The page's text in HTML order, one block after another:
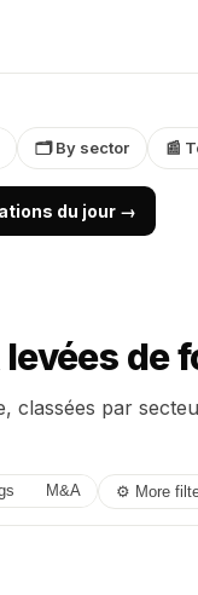
🗂 By sector 📰
du jour →
de
classées par
M&A ⚙ More